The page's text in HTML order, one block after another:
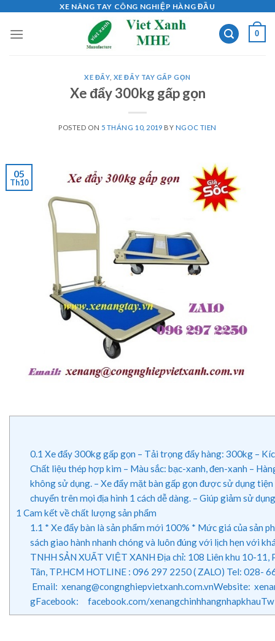
content
XE NÂNG TAY CÔNG NGHIỆP HÀNG ĐẦU
0
XE ĐẨY, XE ĐẨY TAY GẤP GỌN
Xe đẩy 300kg gấp gọn
POSTED ON 5 THÁNG 10, 2019 BY NGOC TIEN
05
Th10
0.1 Xe đẩy 300kg gấp gọn – Tải trọng đẩy hàng: 300kg –
Chất liệu thép hợp kim – Màu sắc: bạc-xanh, đen-xanh –
không sử dụng. – Xe đẩy mặt bàn gấp gọn được sử dụng
chuyển trên mọi địa hình 1 cách dễ dàng. – Giúp giảm sử
1 Cam kết về chất lượng sản phẩm
1.1 * Xe đẩy bàn là sản phẩm mới 100% * Mức giá của
sách giao hành nhanh chóng và luôn đúng với lịch hẹn với
TNHH SẢN XUẤT VIỆT XANH Địa chỉ: 108 Liên khu 10-11,
Tân, TP.HCM HOTLINE : 096 297 2250 ( ZALO) Tel: 028-
Email: xenang@congnghiepvietxanh.com.vnWebsite:
gFacebook: facebook.com/